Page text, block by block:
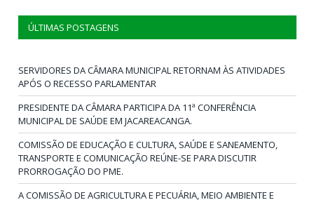
ÚLTIMAS POSTAGENS
SERVIDORES DA CÂMARA MUNICIPAL RETORNAM ÀS ATIVIDADES
APÓS O RECESSO PARLAMENTAR
PRESIDENTE DA CÂMARA PARTICIPA DA 11ª CONFERÊNCIA
MUNICIPAL DE SAÚDE EM JACAREACANGA.
COMISSÃO DE EDUCAÇÃO E CULTURA, SAÚDE E SANEAMENTO,
TRANSPORTE E COMUNICAÇÃO REÚNE-SE PARA DISCUTIR
PRORROGAÇÃO DO PME.
A COMISSÃO DE AGRICULTURA E PECUÁRIA, MEIO AMBIENTE E